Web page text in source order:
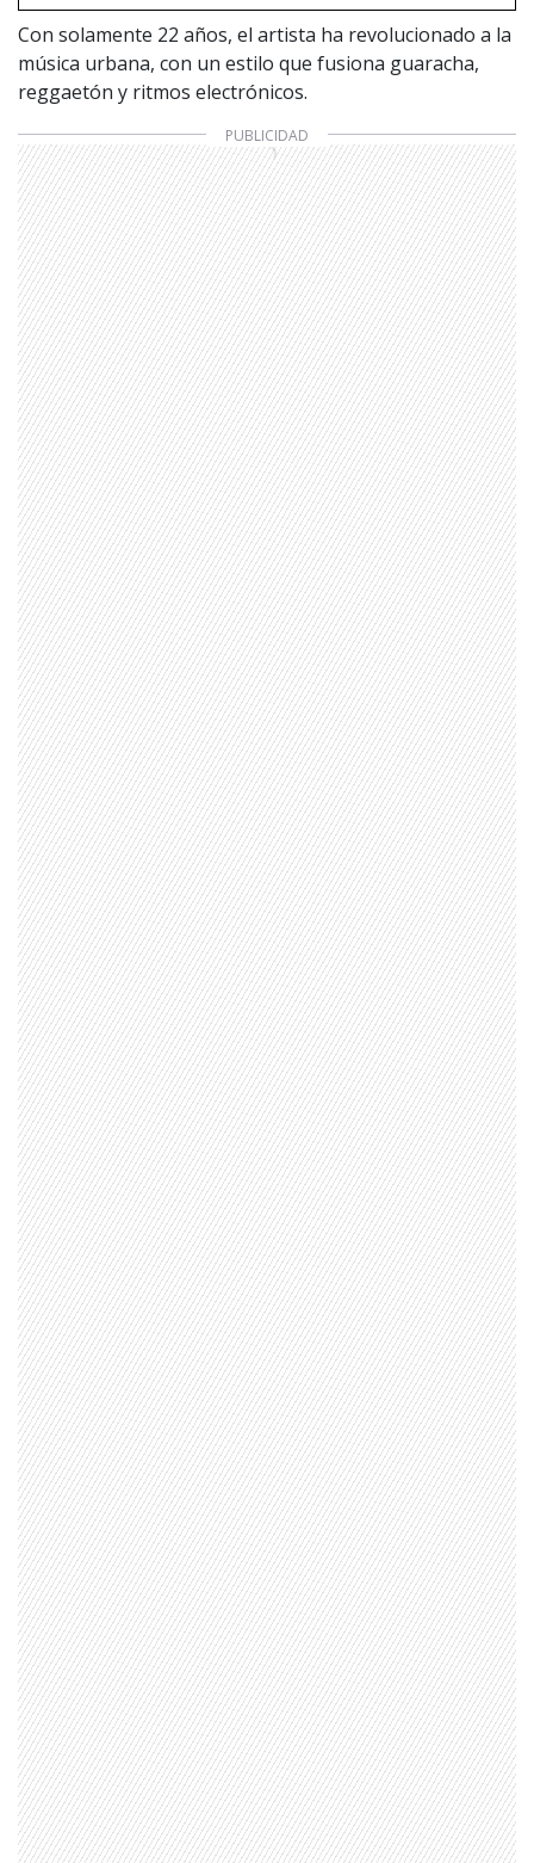
Con solamente 22 años, el artista ha revolucionado a la
música urbana, con un estilo que fusiona guaracha,
reggaetón y ritmos electrónicos.